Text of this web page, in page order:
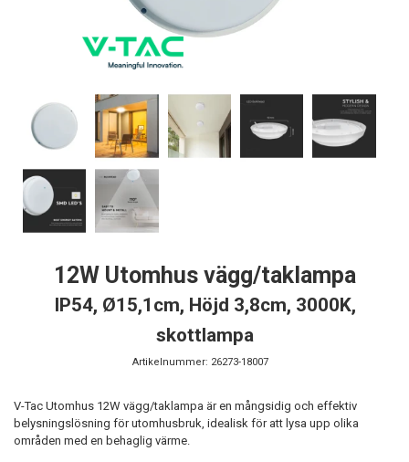
12W Utomhus vägg/taklampa
IP54, Ø15,1cm, Höjd 3,8cm, 3000K,
skottlampa
Artikelnummer: 26273-18007
V-Tac Utomhus 12W vägg/taklampa är en mångsidig och effektiv
belysningslösning för utomhusbruk, idealisk för att lysa upp olika
områden med en behaglig värme.